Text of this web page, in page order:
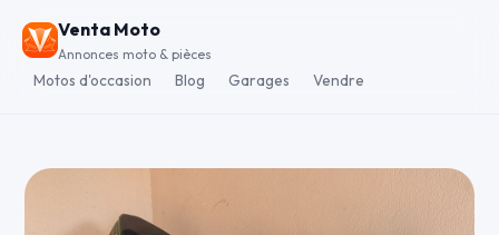
Venta Moto
Annonces moto & pièces
Motos d'occasion Blog Garages Vendre